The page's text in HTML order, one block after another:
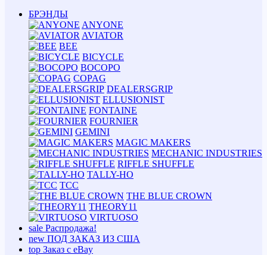
БРЭНДЫ
ANYONE
AVIATOR
BEE
BICYCLE
BOCOPO
COPAG
DEALERSGRIP
ELLUSIONIST
FONTAINE
FOURNIER
GEMINI
MAGIC MAKERS
MECHANIC INDUSTRIES
RIFFLE SHUFFLE
TALLY-HO
TCC
THE BLUE CROWN
THEORY11
VIRTUOSO
sale Распродажа!
new ПОД ЗАКАЗ ИЗ США
top Заказ с eBay